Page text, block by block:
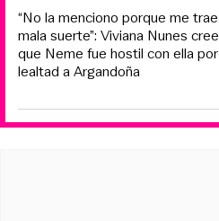
“No la menciono porque me trae
mala suerte”: Viviana Nunes cree
que Neme fue hostil con ella por
lealtad a Argandoña